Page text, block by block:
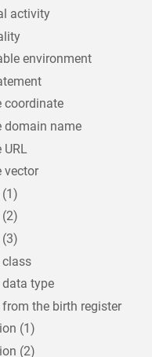
activity
environment
coordinate
domain name
URL
vector
type
the birth register
(1)
(2)